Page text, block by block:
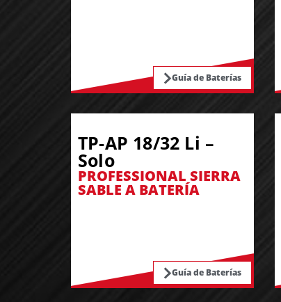
Guía de Baterías
TP-AP 18/32 Li –
Solo
PROFESSIONAL SIERRA
SABLE A BATERÍA
Guía de Baterías